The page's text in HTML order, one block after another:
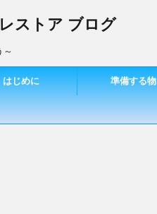
ストア ブログ
はじめに 準備する物